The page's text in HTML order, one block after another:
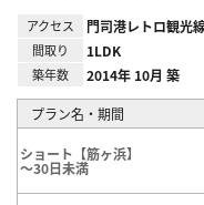
アクセス 門司港レトロ観光
間取り 1LDK
築年数 2014年 10月 築
プラン名・期間
ショート【筋ヶ浜】
～30日未満